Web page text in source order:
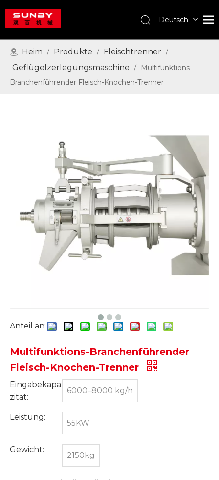
Deutsch
Heim / Produkte / Fleischtrenner /
Geflügelzerlegungsmaschine /
Multifunktions-
Branchenführender Fleisch-Knochen-Trenner
Anteil an:
Multifunktions-Branchenführender
Fleisch-Knochen-Trenner
Eingabekapa
zität:
6000–8000 kg/h
Leistung:
55KW
Gewicht:
2150kg